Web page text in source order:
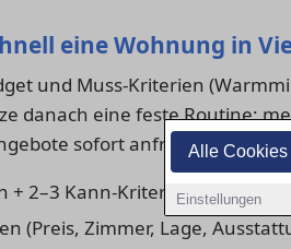
Alle Cookies
Einstellungen
eine Wohnung in
und Muss-Kriterien
danach eine feste Routine:
sofort anfragen und
+ 2–3 Kann-Kriterien
(Preis, Zimmer, Lage,